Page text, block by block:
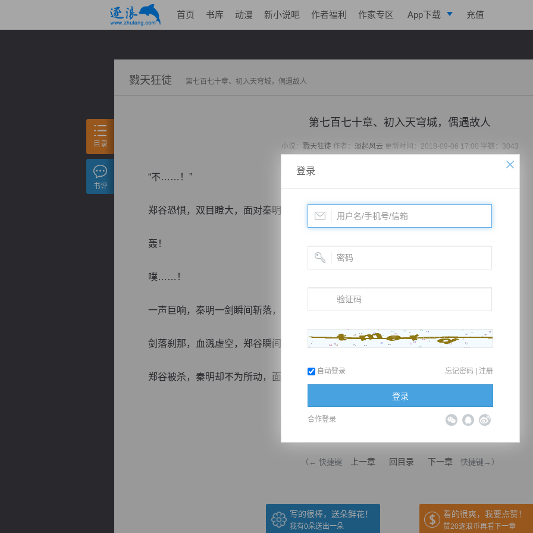
首页 书库 动漫 新小说吧 作者福利 作家专区 App下载 充值
戮天狂徒 第七百七十章、初入天穹城，偶遇故人
第七百七十章、初入天穹城，偶遇故人
小说： 戮天狂徒作者： 淡起风云更新时间：2018-09-06 17:00 字数：3043
“不……！”
郑谷恐惧，双目瞪大，面对秦明恐怖的一击，他居然忍不住开口咆哮！
轰！
噗……！
一声巨响，秦明一剑瞬间斩落，面对郑谷的咆哮，根本无法阻止他杀人之心。
剑落刹那，血溅虚空，郑谷瞬间被一分为二，身躯随之爆碎，化为血雾瞬间消失。
郑谷被杀，秦明却不为所动，面露萧冷...
（← 快捷键 上一章 回目录 下一章 快捷键→）
写的很棒，送朵鲜花！
我有0朵送出一朵
看的很爽，我要点赞！
赞20逐浪币再看下一章
目录
书评
登录
自动登录 忘记密码 | 注册
登录
合作登录